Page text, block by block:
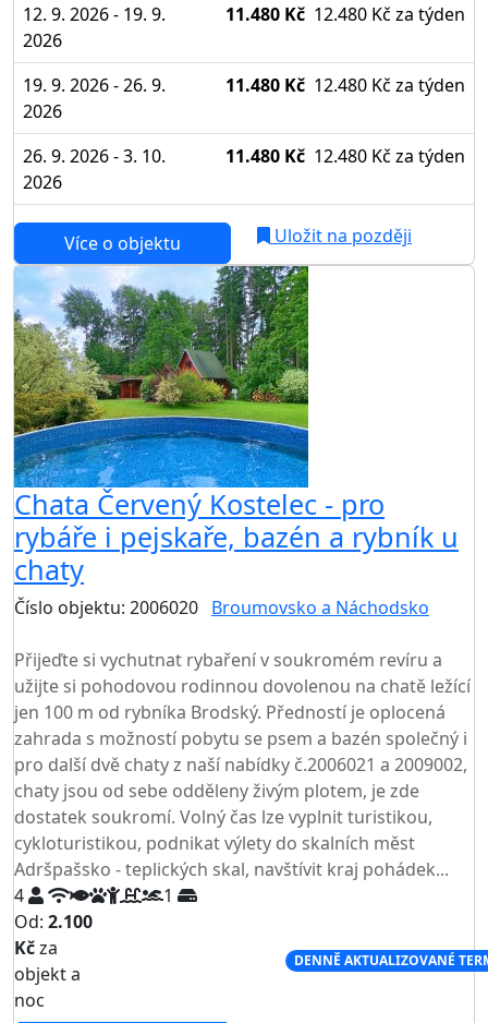
12. 9. 2026 - 19. 9.
2026
11.480 Kč 12.480 Kč za týden
19. 9. 2026 - 26. 9.
2026
11.480 Kč 12.480 Kč za týden
26. 9. 2026 - 3. 10.
2026
11.480 Kč 12.480 Kč za týden
Více o objektu Uložit na později
Chata Červený Kostelec - pro
rybáře i pejskaře, bazén a rybník u
chaty
Číslo objektu: 2006020 Broumovsko a Náchodsko
Přijeďte si vychutnat rybaření v soukromém revíru a
užijte si pohodovou rodinnou dovolenou na chatě ležící
jen 100 m od rybníka Brodský. Předností je oplocená
zahrada s možností pobytu se psem a bazén společný i
pro další dvě chaty z naší nabídky č.2006021 a 2009002,
chaty jsou od sebe odděleny živým plotem, je zde
dostatek soukromí. Volný čas lze vyplnit turistikou,
cykloturistikou, podnikat výlety do skalních měst
Adršpašsko - teplických skal, navštívit kraj pohádek...
4
1
Od: 2.100
Kčza
objekt a
noc
DENNĚ AKTUALIZOVANÉ